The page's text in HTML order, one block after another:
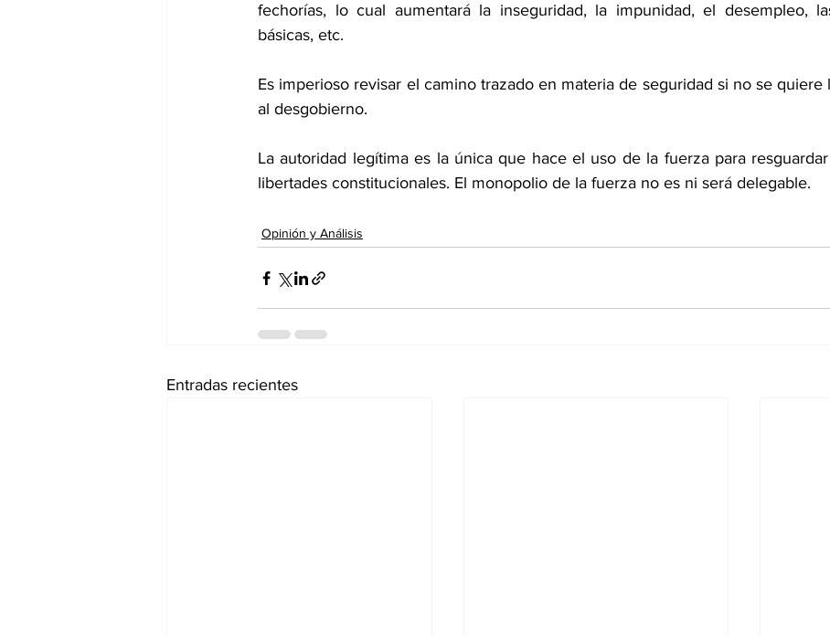
fechorías, lo cual aumentará la inseguridad, la impunidad, el desempleo,
básicas, etc.
Es imperioso revisar el camino trazado en materia de seguridad si no se quiere
al desgobierno.
La autoridad legítima es la única que hace el uso de la fuerza para
libertades constitucionales. El monopolio de la fuerza no es ni será delegable.
Opinión y Análisis
Entradas recientes